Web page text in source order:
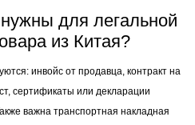
для легальной
из Китая?
инвойс от продавца, контракт на
сертификаты или декларации
важна транспортная накладная